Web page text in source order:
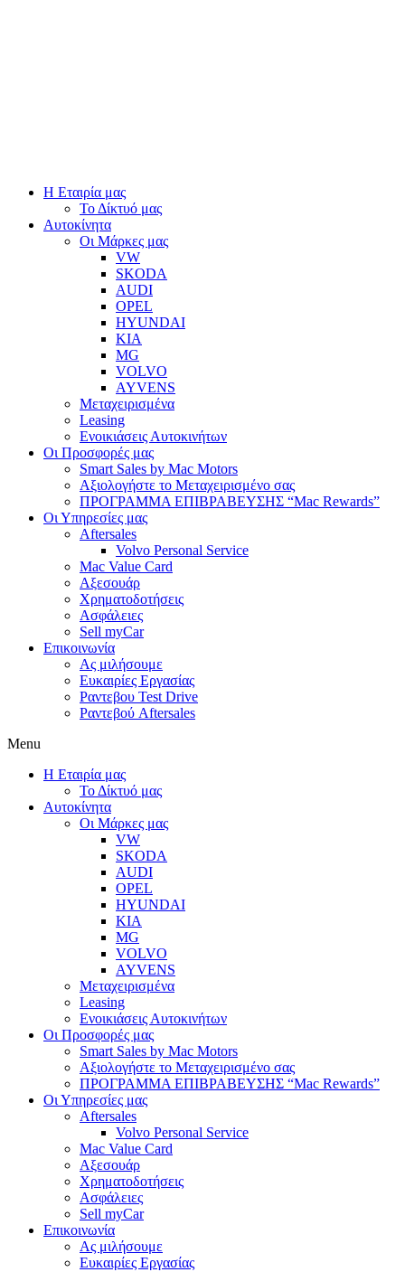
Η Εταιρία μας
Το Δίκτυό μας
Αυτοκίνητα
Οι Μάρκες μας
VW
SKODA
AUDI
OPEL
HYUNDAI
KIA
MG
VOLVO
AYVENS
Μεταχειρισμένα
Leasing
Ενοικιάσεις Αυτοκινήτων
Οι Προσφορές μας
Smart Sales by Mac Motors
Αξιολογήστε το Μεταχειρισμένο σας
ΠΡΟΓΡΑΜΜΑ ΕΠΙΒΡΑΒΕΥΣΗΣ “Mac Rewards”
Οι Υπηρεσίες μας
Aftersales
Volvo Personal Service
Mac Value Card
Αξεσουάρ
Χρηματοδοτήσεις
Ασφάλειες
Sell myCar
Επικοινωνία
Ας μιλήσουμε
Ευκαιρίες Εργασίας
Ραντεβου Test Drive
Ραντεβού Aftersales
Menu
Η Εταιρία μας
Το Δίκτυό μας
Αυτοκίνητα
Οι Μάρκες μας
VW
SKODA
AUDI
OPEL
HYUNDAI
KIA
MG
VOLVO
AYVENS
Μεταχειρισμένα
Leasing
Ενοικιάσεις Αυτοκινήτων
Οι Προσφορές μας
Smart Sales by Mac Motors
Αξιολογήστε το Μεταχειρισμένο σας
ΠΡΟΓΡΑΜΜΑ ΕΠΙΒΡΑΒΕΥΣΗΣ “Mac Rewards”
Οι Υπηρεσίες μας
Aftersales
Volvo Personal Service
Mac Value Card
Αξεσουάρ
Χρηματοδοτήσεις
Ασφάλειες
Sell myCar
Επικοινωνία
Ας μιλήσουμε
Ευκαιρίες Εργασίας